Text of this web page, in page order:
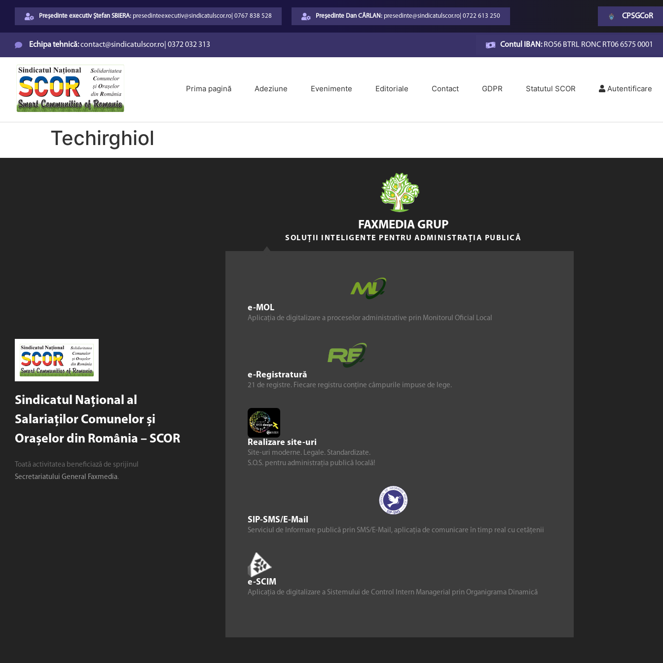
Președinte executiv Ștefan SBIERA:presedinteexecutiv@sindicatulscor.ro| 0767 838 528 Președinte Dan CÂRLAN:presedinte@sindicatulscor.ro| 0722 613 250 CPSGCoR
Echipa tehnică:contact@sindicatulscor.ro 0372 032 313 Contul IBAN:RO56 BTRL RONC RT06 6575 0001
Prima pagină Adeziune Evenimente Editoriale Contact GDPR Statutul SCOR Autentificare
Techirghiol
Sindicatul Național al
Salariaților Comunelor și
Orașelor din România – SCOR
Toată activitatea beneficiază de sprijinul
Secretariatului General Faxmedia.
e-MOL
Aplicația de digitalizare a proceselor administrative prin Monitorul Oficial Local
e-Registratură
21 de registre. Fiecare registru conține câmpurile impuse de lege.
Realizare site-uri
Site-uri moderne. Legale. Standardizate.
S.O.S. pentru administrația publică locală!
SIP-SMS/E-Mail
Serviciul de Informare publică prin SMS/E-Mail, aplicația de comunicare în timp real cu cetățenii
e-SCIM
Aplicația de digitalizare a Sistemului de Control Intern Managerial prin Organigrama Dinamică
FAXMEDIA GRUP
SOLUȚII INTELIGENTE PENTRU ADMINISTRAȚIA PUBLICĂ